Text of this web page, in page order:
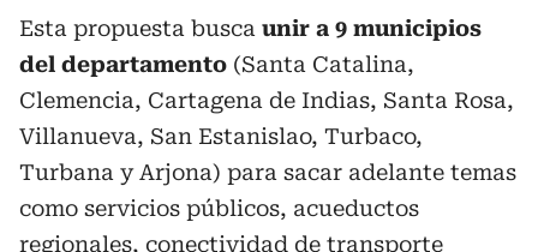
Esta propuesta busca unir a 9 municipios
del departamento (Santa Catalina,
Clemencia, Cartagena de Indias, Santa Rosa,
Villanueva, San Estanislao, Turbaco,
Turbana y Arjona) para sacar adelante temas
como servicios públicos, acueductos
regionales, conectividad de transporte